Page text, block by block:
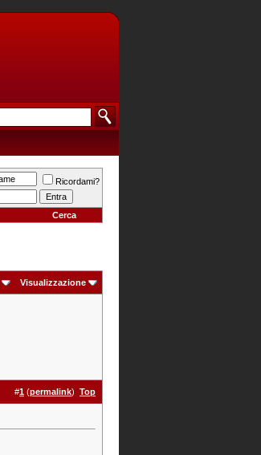
Ricordami?
Cerca
Visualizzazione
#1 (permalink) Top